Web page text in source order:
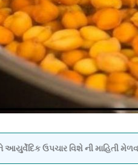
ઉપચાર વિશે ની માહિતી